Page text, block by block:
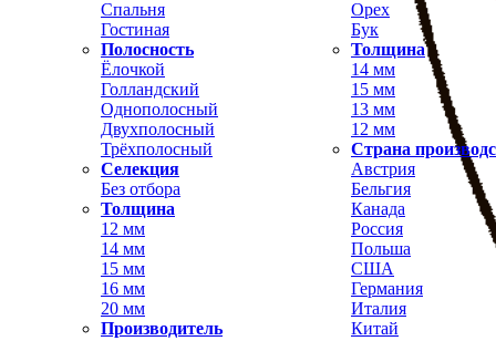
Спальня
Гостиная
Полосность
Ёлочкой
Голландский
Однополосный
Двухполосный
Трёхполосный
Селекция
Без отбора
Орех
Бук
Толщина
14 мм
15 мм
13 мм
12 мм
Страна
Австрия
Бельгия
Толщина
12 мм
14 мм
15 мм
16 мм
20 мм
Производитель
Канада
Россия
Польша
США
Германия
Италия
Китай